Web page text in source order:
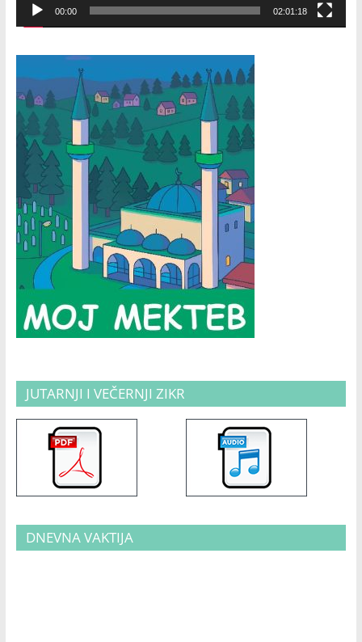
00:00 02:01:18
JUTARNJI I VEČERNJI ZIKR
DNEVNA VAKTIJA